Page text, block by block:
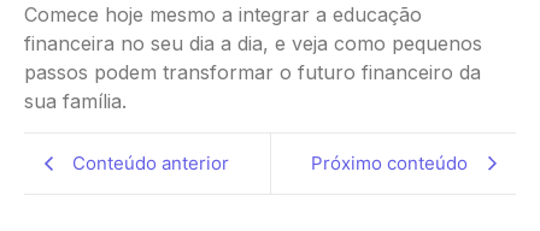
Comece hoje mesmo a integrar a educação
financeira no seu dia a dia, e veja como pequenos
passos podem transformar o futuro financeiro da
sua família.
Conteúdo anterior Próximo conteúdo